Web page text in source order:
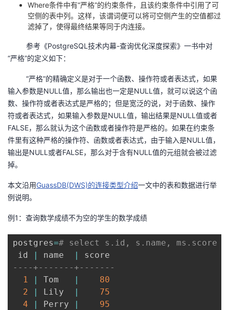
子
直
的
动
我
关
注
的
发
者
学
堂
课
程
的
认
证
我
的
实
我
的
我
Programs
的
支
持
我
术
支
持
云
声
建
Where条件中有“严格”的约束条件，且该约束条件中引用了可
空侧的表中列。这样，该谓词便可以将可空侧产生的空值都过
滤掉了，使得最终结果等同于内连接。
参考《PostgreSQL技术内幕-查询优化深度探索》一书中对
“严格”的定义如下：
“严格”的精确定义是对于一个函数、操作符或者表达式，如果
输入参数是NULL值，那么输出也一定是NULL值，就可以说这个函
数、操作符或者表达式是严格的；但是宽泛的说，对于函数、操作
符或者表达式，如果输入参数是NULL值，输出结果是NULL值或者
FALSE，那么就认为这个函数或者操作符是严格的。如果在约束条
件里有这种严格的操作符、函数或者表达式，由于输入是NULL值，
输出是NULL或者FALSE，那么对于含有NULL值的元组就会被过滤
掉。
本文沿用GuassDB(DWS)的连接类型介绍一文中的表和数据进行举
例说明。
例1：查询数学成绩不为空的学生的数学成绩
postgres=# select s.id, s.name, ms.score
id
| name |
----+-------+-------
1
| Tom |
80
2
| Lily |
75
4
| Perry |
95